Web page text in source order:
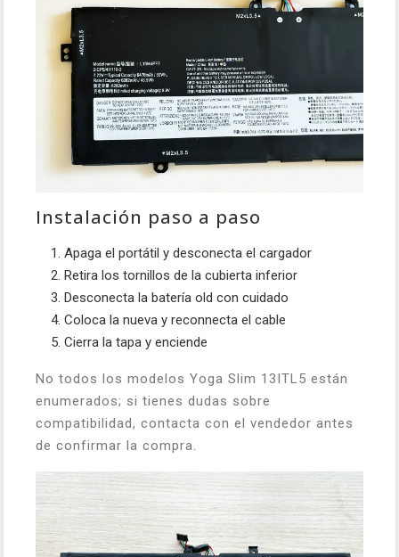
Instalación paso a paso
Apaga el portátil y desconecta el cargador
Retira los tornillos de la cubierta inferior
Desconecta la batería old con cuidado
Coloca la nueva y reconnecta el cable
Cierra la tapa y enciende
No todos los modelos Yoga Slim 13ITL5 están
enumerados; si tienes dudas sobre
compatibilidad, contacta con el vendedor antes
de confirmar la compra.